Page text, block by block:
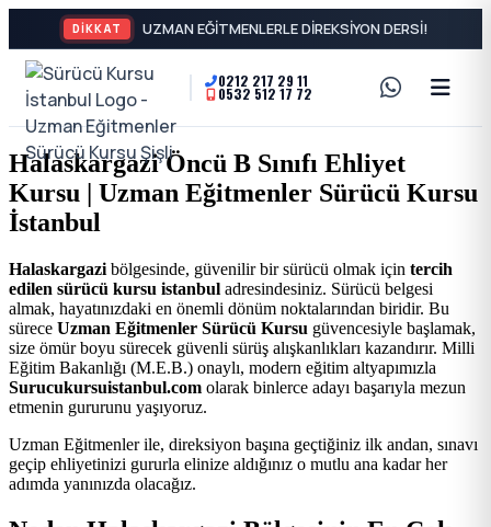
DİKKAT
Sürücü
Kursu
İstanbul
-
Şişli
En
İyi
Ehliyet
A2
Motor
Ehliyeti
ve
Özel
Direksiyon
Dersi
0212 217 29 11
0532 512 17 72
Halaskargazi Öncü B Sınıfı Ehliyet
Kursu | Uzman Eğitmenler Sürücü Kursu
İstanbul
Halaskargazi bölgesinde, güvenilir bir sürücü olmak için tercih
edilen sürücü kursu istanbul adresindesiniz. Sürücü belgesi
almak, hayatınızdaki en önemli dönüm noktalarından biridir. Bu
sürece Uzman Eğitmenler Sürücü Kursu güvencesiyle başlamak,
size ömür boyu sürecek güvenli sürüş alışkanlıkları kazandırır. Milli
Eğitim Bakanlığı (M.E.B.) onaylı, modern eğitim altyapımızla
Surucukursuistanbul.com olarak binlerce adayı başarıyla mezun
etmenin gururunu yaşıyoruz.
Uzman Eğitmenler ile, direksiyon başına geçtiğiniz ilk andan, sınavı
geçip ehliyetinizi gururla elinize aldığınız o mutlu ana kadar her
adımda yanınızda olacağız.